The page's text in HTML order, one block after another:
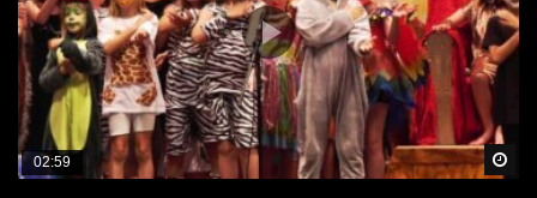
02:59